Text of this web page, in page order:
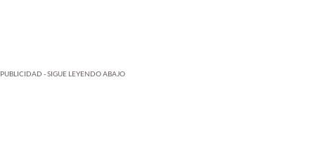
PUBLICIDAD - SIGUE LEYENDO ABAJO